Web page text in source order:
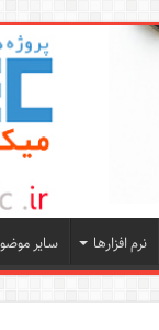
نرم افزارها سایر